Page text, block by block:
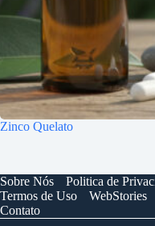
Zinco Quelato
Sobre Nós Politica de
Termos de Uso
WebStories
Contato